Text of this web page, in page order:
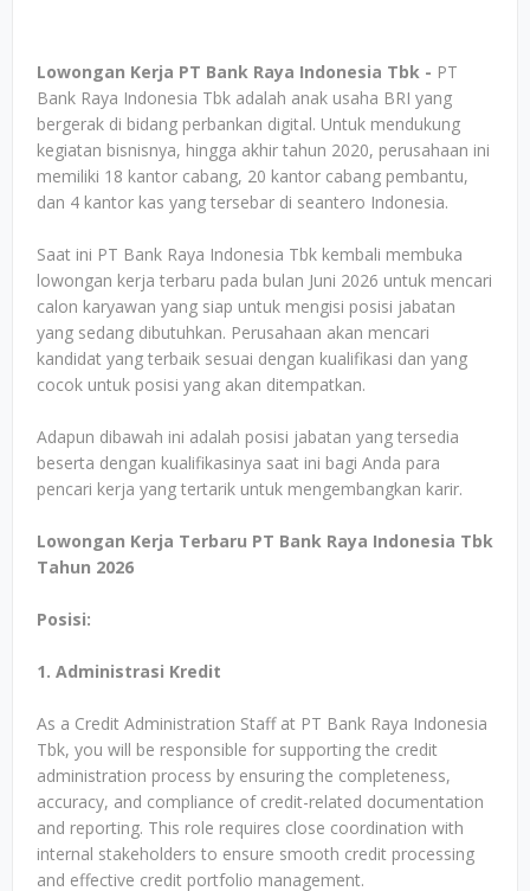
Lowongan Kerja PT Bank Raya Indonesia Tbk - PT
Bank Raya Indonesia Tbk adalah anak usaha BRI yang
bergerak di bidang perbankan digital. Untuk mendukung
kegiatan bisnisnya, hingga akhir tahun 2020, perusahaan ini
memiliki 18 kantor cabang, 20 kantor cabang pembantu,
dan 4 kantor kas yang tersebar di seantero Indonesia.
Saat ini PT Bank Raya Indonesia Tbk kembali membuka
lowongan kerja terbaru pada bulan Juni 2026 untuk mencari
calon karyawan yang siap untuk mengisi posisi jabatan
yang sedang dibutuhkan. Perusahaan akan mencari
kandidat yang terbaik sesuai dengan kualifikasi dan yang
cocok untuk posisi yang akan ditempatkan.
Adapun dibawah ini adalah posisi jabatan yang tersedia
beserta dengan kualifikasinya saat ini bagi Anda para
pencari kerja yang tertarik untuk mengembangkan karir.
Lowongan Kerja Terbaru PT Bank Raya Indonesia Tbk
Tahun 2026
Posisi:
1. Administrasi Kredit
As a Credit Administration Staff at PT Bank Raya Indonesia
Tbk, you will be responsible for supporting the credit
administration process by ensuring the completeness,
accuracy, and compliance of credit-related documentation
and reporting. This role requires close coordination with
internal stakeholders to ensure smooth credit processing
and effective credit portfolio management.